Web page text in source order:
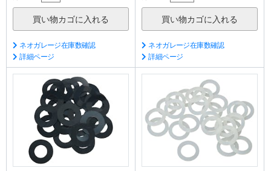
ネオガレージ在庫数確認
詳細ページ
ネオガレージ在庫数確認
詳細ページ